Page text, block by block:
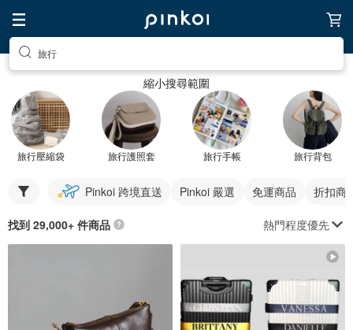
旅行
縮小搜尋範圍
旅行壓縮袋 旅行護照套 旅行手帳 旅行背包
Pinkoi 跨境直送 Pinkoi 嚴選 免運商品 折扣商
找到 29,000+ 件商品 熱門程度優先